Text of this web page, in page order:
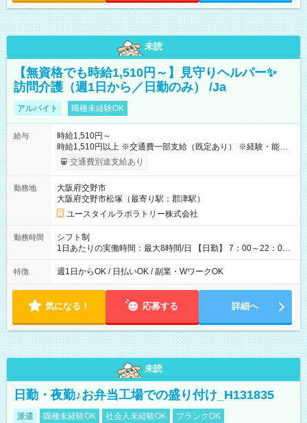
未読
【無資格でも時給1,510円～】見守りヘルパー✨
訪問介護（週1日から／日勤のみ） /Ja
アルバイト 職種未経験OK
給与
時給1,510円～
時給1,510円以上 ※交通費一部支給（既定あり） ※経験・能力を
考慮して決定します 【収入例】 週1回勤務の場合：1,510円×8時
間×4回=4万8,320円 週3回勤務の場合：1,510円×8時間×12回
1,600円 【試用期間】試用期間あり 試用期間の長さ：2ヶ月
※ 雇用形態と給与に、本採用時と異なる部分があります。 雇用
形態：本採用時と同じです。 給与：時給 1,180円以上
交通費別途支給あり
勤務地
大阪府交野市
大阪府交野市松塚（最寄り駅：郡津駅）
ユースタイルラボラトリー株式会社
勤務時間
シフト制
1日あたりの実働時間：最大8時間/日 【日勤】 7：00～22：00
の間で4～8時間勤務（休憩時間は法定通り） ※週1日～OK ／ 1
日4時間から勤務OK ／ 夜勤なし ＊＊ 勤務時間例 ＊＊ ■7時
変動 ※曜日固定（毎週同じ曜日勤務）
特徴 週1日からOK / 日払いOK / 副業・WワークOK
気になる！ 応募する 詳細へ
未読
日勤・夜勤♪お弁当工場での盛り付け_H131835
派遣 職種未経験OK 社会人未経験OK ブランクOK